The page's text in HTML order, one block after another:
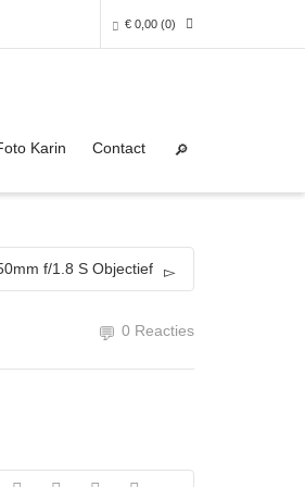
€ 0,00 (0)
DE SHOP
Karin Contact
f/1.8 S Objectief
0 Reacties